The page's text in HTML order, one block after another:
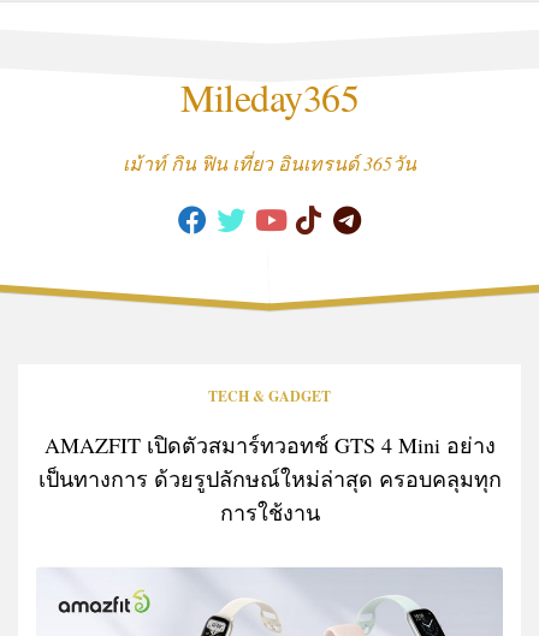
Mileday365
เม้าท์ กิน ฟิน เที่ยว อินเทรนด์ 365วัน
TECH & GADGET
AMAZFIT เปิดตัวสมาร์ทวอทช์ GTS 4 Mini อย่าง
เป็นทางการ ด้วยรูปลักษณ์ใหม่ล่าสุด ครอบคลุมทุก
การใช้งาน